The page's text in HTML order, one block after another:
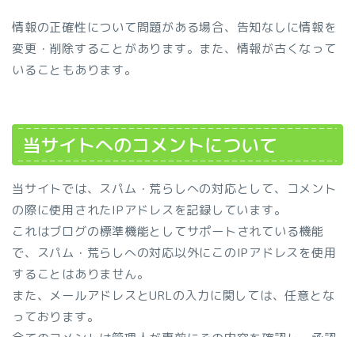
情報の正確性について問題がある場合、告知なしに情報を
変更・削除することがあります。また、情報が古くなって
いることもあります。
当サイトへのコメントについて
当サイトでは、スパム・荒らしへの対応として、コメント
の際に使用されたIPアドレスを記録しています。
これはブログの標準機能としてサポートされている機能
で、スパム・荒らしへの対応以外にこのIPアドレスを使用
することはありません。
また、メールアドレスとURLの入力に関しては、任意とな
っております。